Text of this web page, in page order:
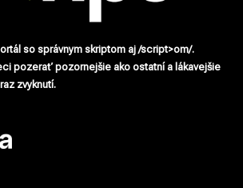
so správnym skriptom aj /script>om/.
pozerať pozornejšie ako ostatní a lákavejšie
zvyknutí.